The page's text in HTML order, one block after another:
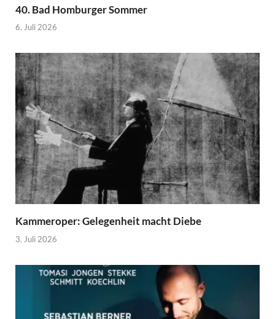
40. Bad Homburger Sommer
6. Juli 2026
Kammeroper: Gelegenheit macht Diebe
3. Juli 2026